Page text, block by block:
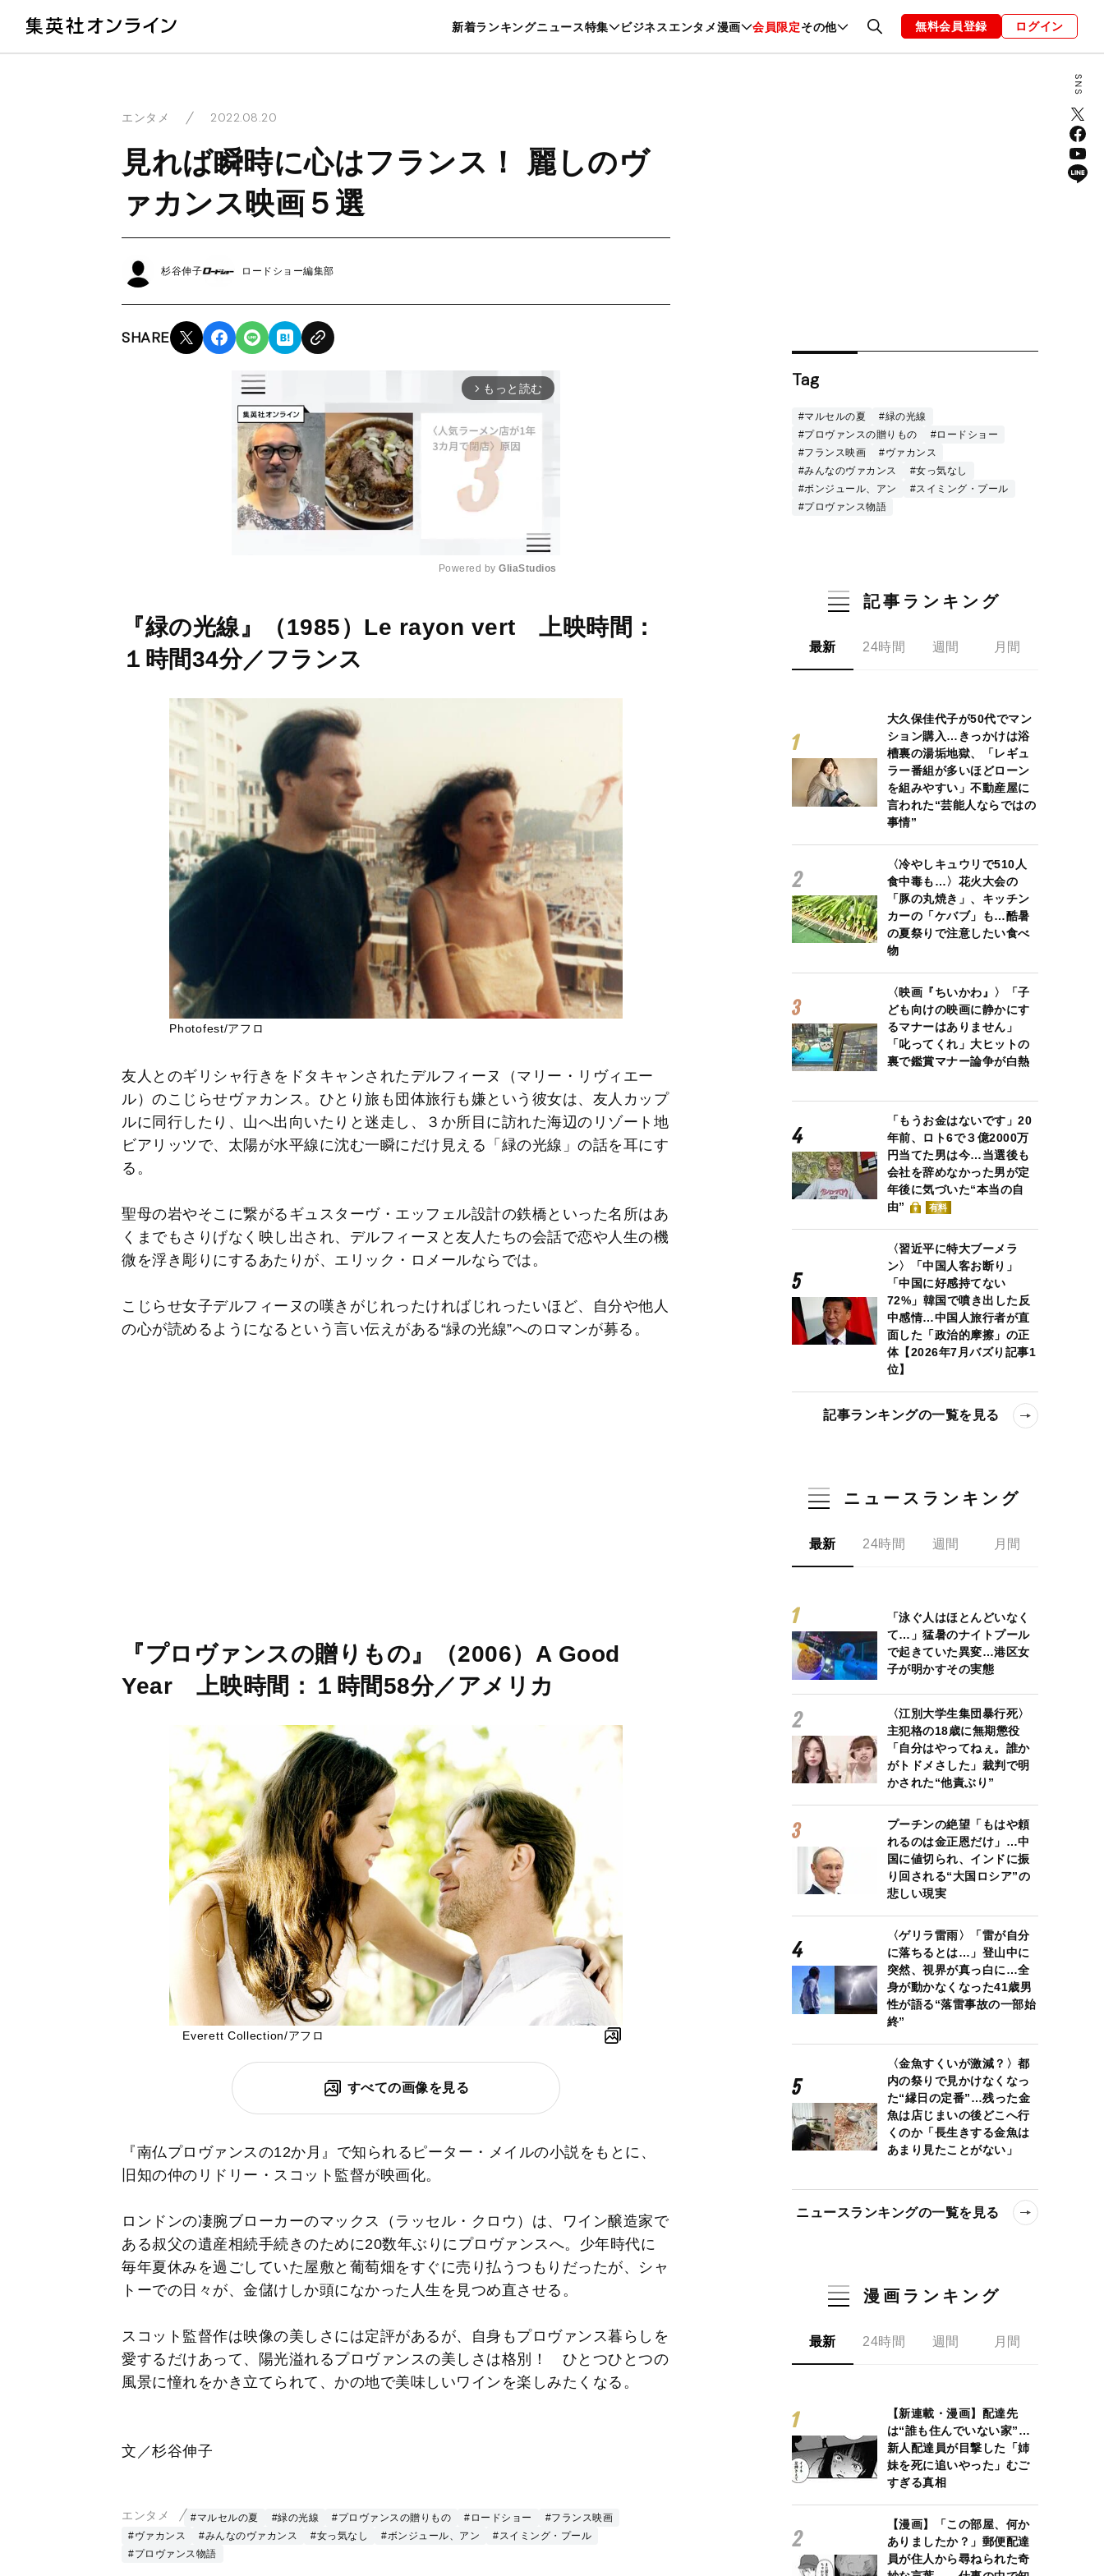
新着ランキングニュース特集 ビジネスエンタメ漫画 会員限定その他
暮らし スポーツ ヘルスケア 美容 グルメ ファッション 恋愛・結婚 編集部 お知らせ
無料会員登録 ログイン
エンタメ 2022.08.20
見れば瞬時に心はフランス！ 麗しのヴ
ァカンス映画５選
杉谷伸子 ロードショー編集部
SHARE
arrow_forward_ios もっと読む
u
Powered by GliaStudios
『緑の光線』（1985）Le rayon vert 上映時間：
１時間34分／フランス
Photofest/アフロ
友人とのギリシャ行きをドタキャンされたデルフィーヌ（マリー・リヴィエー
ル）のこじらせヴァカンス。ひとり旅も団体旅行も嫌という彼女は、友人カップ
ルに同行したり、山へ出向いたりと迷走し、３か所目に訪れた海辺のリゾート地
ビアリッツで、太陽が水平線に沈む一瞬にだけ見える「緑の光線」の話を耳にす
る。
聖母の岩やそこに繋がるギュスターヴ・エッフェル設計の鉄橋といった名所はあ
くまでもさりげなく映し出され、デルフィーヌと友人たちの会話で恋や人生の機
微を浮き彫りにするあたりが、エリック・ロメールならでは。
こじらせ女子デルフィーヌの嘆きがじれったければじれったいほど、自分や他人
の心が読めるようになるという言い伝えがある“緑の光線”へのロマンが募る。
『プロヴァンスの贈りもの』（2006）A Good
Year 上映時間：１時間58分／アメリカ
Everett Collection/アフロ
すべての画像を見る
『南仏プロヴァンスの12か月』で知られるピーター・メイルの小説をもとに、
旧知の仲のリドリー・スコット監督が映画化。
ロンドンの凄腕ブローカーのマックス（ラッセル・クロウ）は、ワイン醸造家で
ある叔父の遺産相続手続きのために20数年ぶりにプロヴァンスへ。少年時代に
毎年夏休みを過ごしていた屋敷と葡萄畑をすぐに売り払うつもりだったが、シャ
トーでの日々が、金儲けしか頭になかった人生を見つめ直させる。
スコット監督作は映像の美しさには定評があるが、自身もプロヴァンス暮らしを
愛するだけあって、陽光溢れるプロヴァンスの美しさは格別！ ひとつひとつの
風景に憧れをかき立てられて、かの地で美味しいワインを楽しみたくなる。
文／杉谷伸子
エンタメ #マルセルの夏 #緑の光線 #プロヴァンスの贈りもの #ロードショー
#フランス映画
#ヴァカンス
#みんなのヴァカンス #女っ気なし #ボンジュール、アン
#スイミング・プール
#プロヴァンス物語
Tag
#マルセルの夏
#緑の光線
#プロヴァンスの贈りもの
#ロードショー
#フランス映画
#ヴァカンス
#みんなのヴァカンス
#女っ気なし
#ボンジュール、アン
#スイミング・プール
#プロヴァンス物語
記事ランキング
最新 24時間 週間 月間
大久保佳代子が50代でマン
ション購入…きっかけは浴
槽裏の湯垢地獄、「レギュ
ラー番組が多いほどローン
を組みやすい」不動産屋に
言われた“芸能人ならではの
事情”
〈冷やしキュウリで510人
食中毒も…〉花火大会の
「豚の丸焼き」、キッチン
カーの「ケバブ」も…酷暑
の夏祭りで注意したい食べ
物
〈映画『ちいかわ』〉「子
ども向けの映画に静かにす
るマナーはありません」
「叱ってくれ」大ヒットの
裏で鑑賞マナー論争が白熱
「もうお金はないです」20
年前、ロト6で３億2000万
円当てた男は今…当選後も
会社を辞めなかった男が定
年後に気づいた“本当の自
由”
有料
〈習近平に特大ブーメラ
ン〉「中国人客お断り」
「中国に好感持てない
72%」韓国で噴き出した反
中感情…中国人旅行者が直
面した「政治的摩擦」の正
体【2026年7月バズり記事1
位】
記事ランキングの一覧を見る
ニュースランキング
最新 24時間 週間 月間
「泳ぐ人はほとんどいなく
て…」猛暑のナイトプール
で起きていた異変…港区女
子が明かすその実態
〈江別大学生集団暴行死〉
主犯格の18歳に無期懲役
「自分はやってねぇ。誰か
がトドメさした」裁判で明
かされた“他責ぶり”
プーチンの絶望「もはや頼
れるのは金正恩だけ」…中
国に値切られ、インドに振
り回される“大国ロシア”の
悲しい現実
〈ゲリラ雷雨〉「雷が自分
に落ちるとは…」登山中に
突然、視界が真っ白に…全
身が動かなくなった41歳男
性が語る“落雷事故の一部始
終”
〈金魚すくいが激減？〉都
内の祭りで見かけなくなっ
た“縁日の定番”…残った金
魚は店じまいの後どこへ行
くのか「長生きする金魚は
あまり見たことがない」
ニュースランキングの一覧を見る
漫画ランキング
最新 24時間 週間 月間
【新連載・漫画】配達先
は“誰も住んでいない家”…
新人配達員が目撃した「姉
妹を死に追いやった」むご
すぎる真相
【漫画】「この部屋、何か
ありましたか？」郵便配達
員が住人から尋ねられた奇